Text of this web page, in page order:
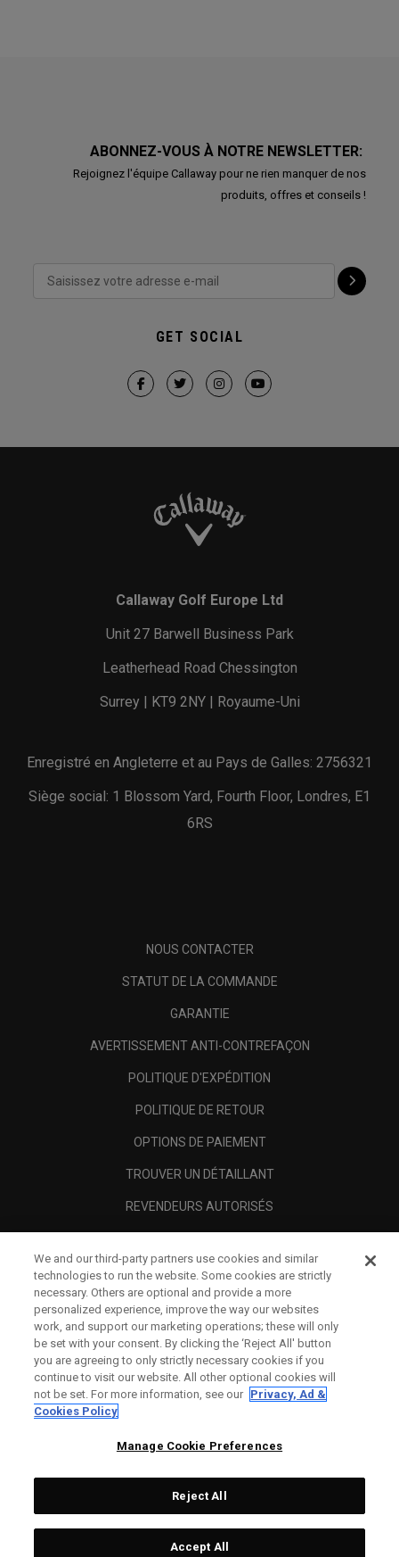
ABONNEZ-VOUS À NOTRE NEWSLETTER:
Rejoignez l'équipe Callaway pour ne rien manquer de nos
produits, offres et conseils !
GET SOCIAL
Callaway Golf Europe Ltd
Unit 27 Barwell Business Park
Leatherhead Road Chessington
Surrey | KT9 2NY | Royaume-Uni
Enregistré en Angleterre et au Pays de Galles: 2756321
Siège social: 1 Blossom Yard, Fourth Floor, Londres, E1
6RS
NOUS CONTACTER
STATUT DE LA COMMANDE
GARANTIE
AVERTISSEMENT ANTI-CONTREFAÇON
POLITIQUE D'EXPÉDITION
POLITIQUE DE RETOUR
OPTIONS DE PAIEMENT
TROUVER UN DÉTAILLANT
REVENDEURS AUTORISÉS
A PROPOS
MENTIONS LÉGALES
Topgolf Callaway Brands.
All rights reserved.
We and our third-party partners use cookies and similar
technologies to run the website. Some cookies are strictly
necessary. Others are optional and provide a more
personalized experience, improve the way our websites
work, and support our marketing operations; these will only
be set with your consent. By clicking the ‘Reject All' button
you are agreeing to only strictly necessary cookies if you
continue to visit our website. All other optional cookies will
not be set. For more information, see our Privacy, Ad &
Cookies Policy
Manage Cookie Preferences
Reject All
Accept All